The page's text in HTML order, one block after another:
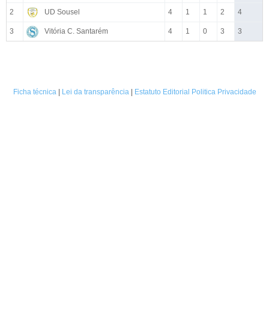
2 UD Sousel 4 1 1 2 4
3 Vitória C. Santarém 4 1 0 3 3
Ficha técnica| Lei da transparência| Estatuto Editorial Politica Privacidade